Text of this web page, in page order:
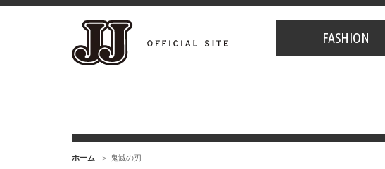
FASHION
ホーム 鬼滅の刃